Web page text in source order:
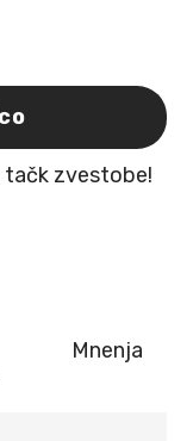
tačk zvestobe!
Mnenja